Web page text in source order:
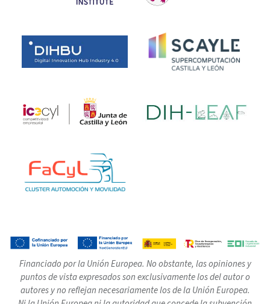
Financiado por la Unión Europea. No obstante, las opiniones y
puntos de vista expresados son exclusivamente los del autor o
autores y no reflejan necesariamente los de la Unión Europea.